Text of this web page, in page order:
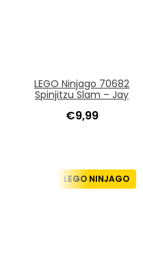
LEGO Ninjago 70682
Spinjitzu Slam – Jay
€9,99
LEGO NINJAGO